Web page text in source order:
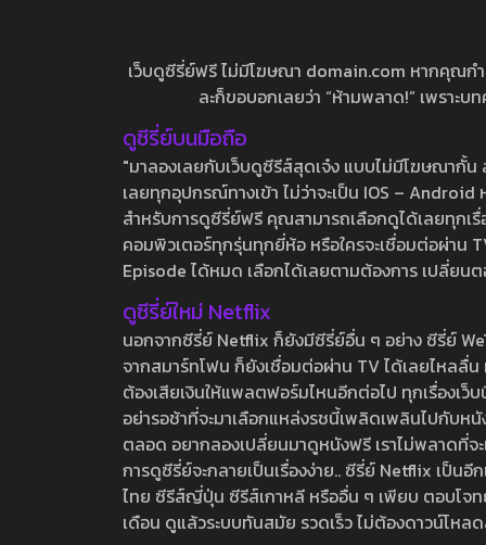
เว็บดูซีรี่ย์ฟรี ไม่มีโฆษณา domain.com หากคุณก
ละก็ขอบอกเลยว่า “ห้ามพลาด!” เพราะ
ดูซีรี่ย์บนมือถือ
"มาลองเลยกับเว็บดูซีรีส์สุดเจ๋ง แบบไม่มีโฆษณากั้
เลยทุกอุปกรณ์ทางเข้า ไม่ว่าจะเป็น IOS –
สำหรับการดูซีรี่ย์ฟรี คุณสามารถเลือกดูได้เลยทุกเ
คอมพิวเตอร์ทุกรุ่นทุกยี่ห้อ หรือใครจะเชื่อมต่อผ่าน
Episode ได้หมด เลือกได้เลยตามต้องการ เปลี่ยน
ดูซีรี่ย์ใหม่ Netflix
นอกจากซีรี่ย์ Netflix ก็ยังมีซีรี่ย์อื่น ๆ อย่าง ซีรี่ย์
จากสมาร์ทโฟน ก็ยังเชื่อมต่อผ่าน TV ได้เลยไหลลื่
ต้องเสียเงินให้แพลตฟอร์มไหนอีกต่อไป ทุกเรื่องเว็
อย่ารอช้าที่จะมาเลือกแหล่งรชนี้เพลิดเพลินไปกับห
ตลอด อยากลองเปลี่ยนมาดูหนังฟรี เราไม่พลาดที่
การดูซีรี่ย์จะกลายเป็นเรื่องง่าย.. ซีรี่ย์ Netflix เป็น
ไทย ซีรีส์ญี่ปุ่น ซีรีส์เกาหลี หรืออื่น ๆ เพียบ ตอบโจท
เดือน ดูแล้วระบบทันสมัย รวดเร็ว ไม่ต้องดาวน์โห